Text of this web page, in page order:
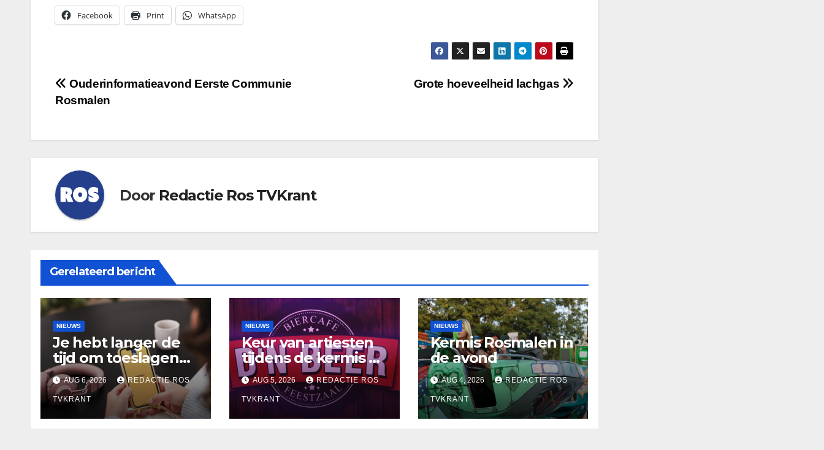
Facebook Print WhatsApp
Bericht
Grote hoeveelheid lachgas
Ouderinformatieavond Eerste Communie
Rosmalen
Door Redactie Ros TVKrant
Gerelateerd bericht
NIEUWS
Je hebt langer de
tijd om toeslagen
aan te vragen over
2025
AUG 6, 2026 REDACTIE ROS
TVKRANT
NIEUWS
Keur van artiesten
tijdens de kermis bij
Café D’n Beer
AUG 5, 2026 REDACTIE ROS
TVKRANT
NIEUWS
Kermis Rosmalen in
de avond
AUG 4, 2026 REDACTIE ROS
TVKRANT